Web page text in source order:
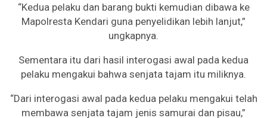
“Kedua pelaku dan barang bukti kemudian dibawa ke
Mapolresta Kendari guna penyelidikan lebih lanjut,”
ungkapnya.
Sementara itu dari hasil interogasi awal pada kedua
pelaku mengakui bahwa senjata tajam itu miliknya.
“Dari interogasi awal pada kedua pelaku mengakui telah
membawa senjata tajam jenis samurai dan pisau,”